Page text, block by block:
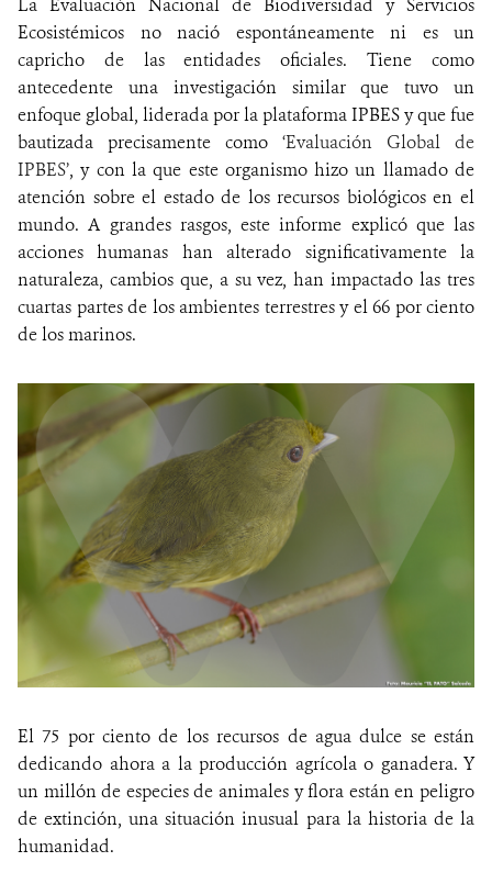
La Evaluación Nacional de Biodiversidad y Servicios
Ecosistémicos no nació espontáneamente ni es un
capricho de las entidades oficiales. Tiene como
antecedente una investigación similar que tuvo un
enfoque global, liderada por la plataforma IPBES y que fue
bautizada precisamente como ‘Evaluación Global de
IPBES’, y con la que este organismo hizo un llamado de
atención sobre el estado de los recursos biológicos en el
mundo. A grandes rasgos, este informe explicó que las
acciones humanas han alterado significativamente la
naturaleza, cambios que, a su vez, han impactado las tres
cuartas partes de los ambientes terrestres y el 66 por ciento
de los marinos.
El 75 por ciento de los recursos de agua dulce se están
dedicando ahora a la producción agrícola o ganadera. Y
un millón de especies de animales y flora están en peligro
de extinción, una situación inusual para la historia de la
humanidad.